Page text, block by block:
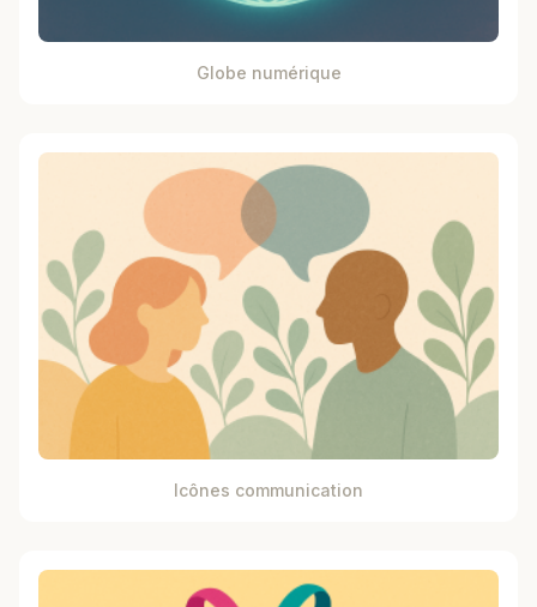
Globe numérique
Icônes communication